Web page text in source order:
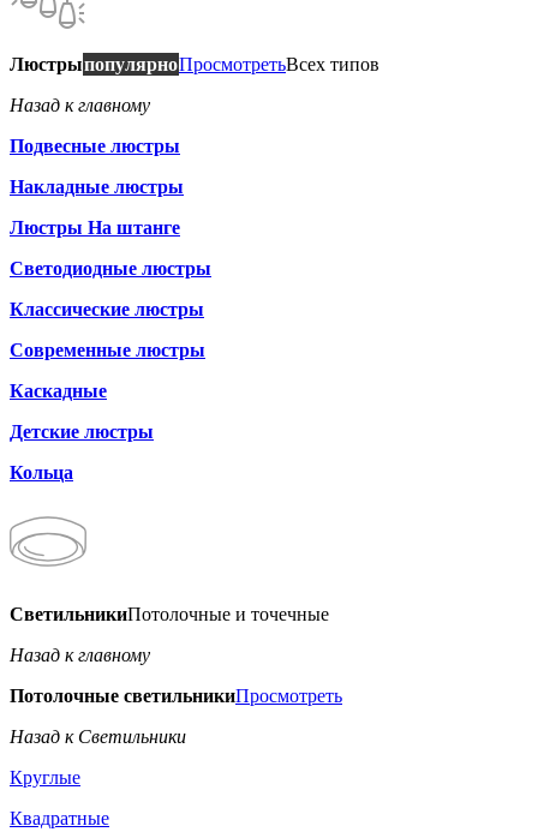
ЛюстрыпопулярноПросмотретьВсех типов
Назад к главному
Подвесные люстры
Накладные люстры
Люстры На штанге
Светодиодные люстры
Классические люстры
Современные люстры
Каскадные
Детские люстры
Кольца
СветильникиПотолочные и точечные
Назад к главному
Потолочные светильникиПросмотреть
Назад к Светильники
Круглые
Квадратные